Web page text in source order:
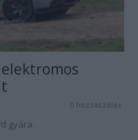
0 hozzászólás
gyára.